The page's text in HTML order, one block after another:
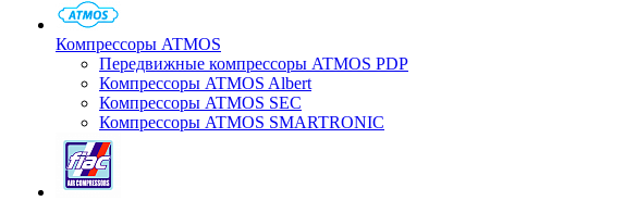
Компрессоры ATMOS
Передвижные компрессоры ATMOS PDP
Компрессоры ATMOS Albert
Компрессоры ATMOS SEC
Компрессоры ATMOS SMARTRONIC